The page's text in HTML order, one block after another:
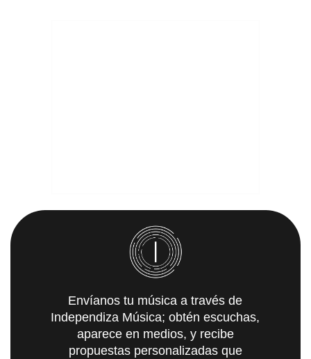
Envíanos tu música a través de
Independiza Música; obtén escuchas,
aparece en medios, y recibe
propuestas personalizadas que